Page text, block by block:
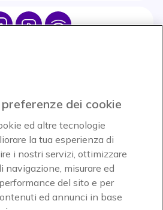
Icon IconIcon
Accettiamo
del gruppo INCEPT
dei cookie
ed altre tecnologie
la tua esperienza di
i nostri servizi, ottimizzare
navigazione, misurare ed
del sito e per
ed annunci in base